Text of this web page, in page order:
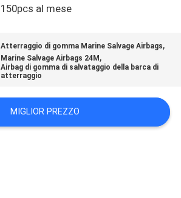
150pcs al mese
Atterraggio di gomma Marine Salvage Airbags,
Marine Salvage Airbags 24M ,
Airbag di gomma di salvataggio della barca di
atterraggio
MIGLIOR PREZZO